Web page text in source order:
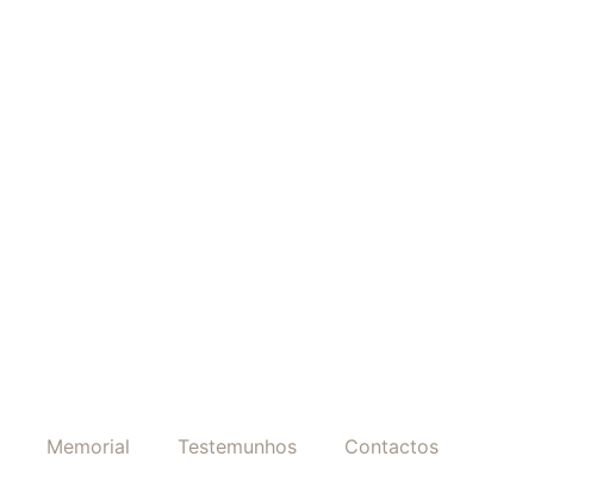
Memorial Testemunhos Contactos